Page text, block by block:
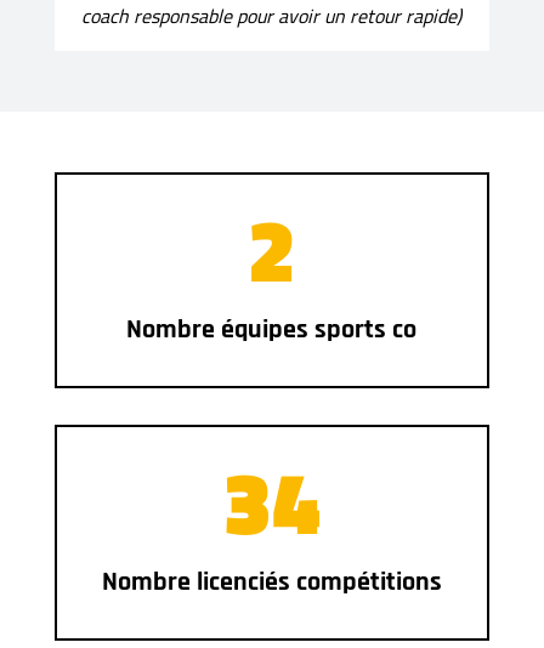
coach responsable pour avoir un retour rapide)
2
Nombre équipes sports co
34
Nombre licenciés compétitions